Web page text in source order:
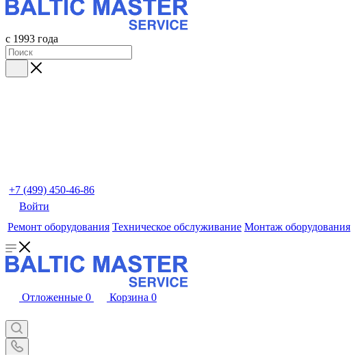
с 1993 года
+7 (499) 450-46-86
Войти
Ремонт оборудования Техническое обслуживание Монтаж оборудования
Отложенные 0 Корзина 0